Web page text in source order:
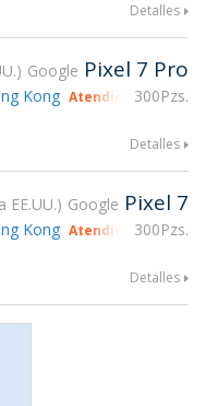
Detalles
Google Pixel 7 Pro
300Pzs.
Kong Atendiendo gsmX
Detalles
EE.UU. Google Pixel 7
300Pzs.
Kong Atendiendo gsmX
Detalles